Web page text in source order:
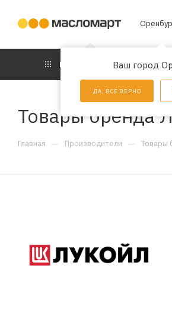
Ваш город
ДА, ВСЕ ВЕРНО
КАТАЛОГ
Товары бренда
Главная — Производители — Товары